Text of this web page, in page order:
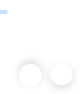
escadas,